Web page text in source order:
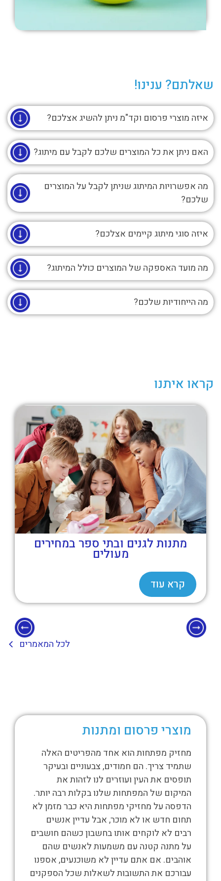
שאלתם? ענינו!
איזה מוצרי פרסום וקד"מ ניתן להשיג אצלכם?
האם ניתן את כל המוצרים שלכם לקבל עם מיתוג?
מה אפשרויות המיתוג שניתן לקבל על המוצרים
שלכם?
איזה סוגי מיתוג קיימים אצלכם?
מה מועד האספקה של המוצרים כולל המיתוג?
מה הייחודיות שלכם?
קראו איתנו
מוצרי קד"מ – ביג סורפרייז
קרא עוד
לכל המאמרים
מוצרי פרסום ומתנות
מחזיק מפתחות הוא אחד מהפריטים האלה
שתמיד צריך. הם חמודים, צבעוניים ובעיקר
תופסים את העין ועוזרים לנו לזהות את
המיקום של המפתחות שלנו בקלות רבה יותר.
הדפסה על מחזיקי מפתחות היא כבר מזמן לא
תחום חדש או לא מוכר, אבל עדיין אנשים
רבים לא לוקחים אותו בחשבון כשהם חושבים
על מתנה קטנה עם משמעות לאנשים שהם
אוהבים. אם אתם עדיין לא משוכנעים, אספנו
עבורכם את התשובות לשאלות שכל הספקנים
אז